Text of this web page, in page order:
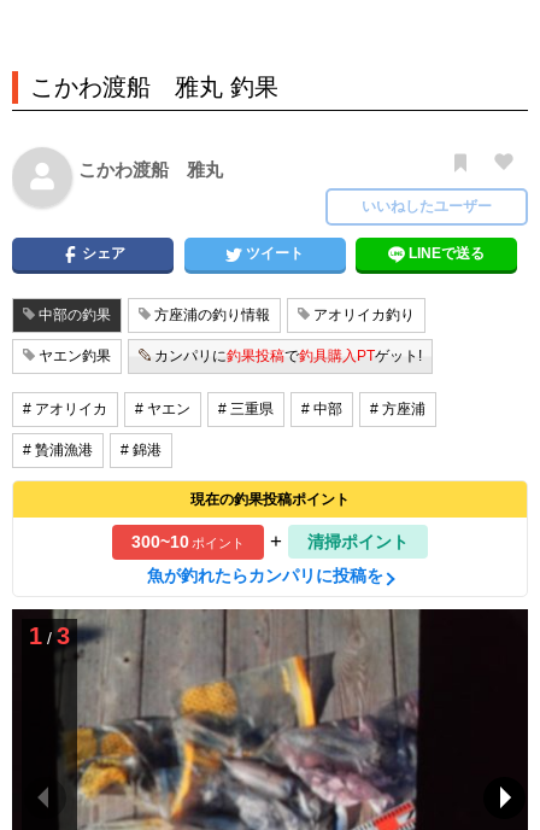
こかわ渡船 雅丸 釣果
こかわ渡船 雅丸
いいねしたユーザー
シェア ツイート LINEで送る
中部の釣果 方座浦の釣り情報 アオリイカ釣り
ヤエン釣果 カンパリに釣果投稿で釣具購入PTゲット!
# アオリイカ # ヤエン # 三重県 # 中部 # 方座浦
# 贄浦漁港 # 錦港
現在の釣果投稿ポイント
300~10ポイント +
清掃ポイント
魚が釣れたらカンパリに投稿を
1 / 3